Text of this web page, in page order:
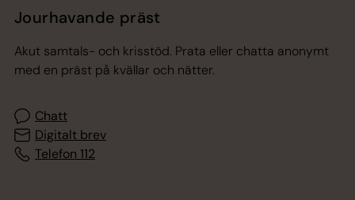
Jourhavande präst
Akut samtals- och krisstöd. Prata eller chatta anonymt
med en präst på kvällar och nätter.
Chatt
Digitalt brev
Telefon 112